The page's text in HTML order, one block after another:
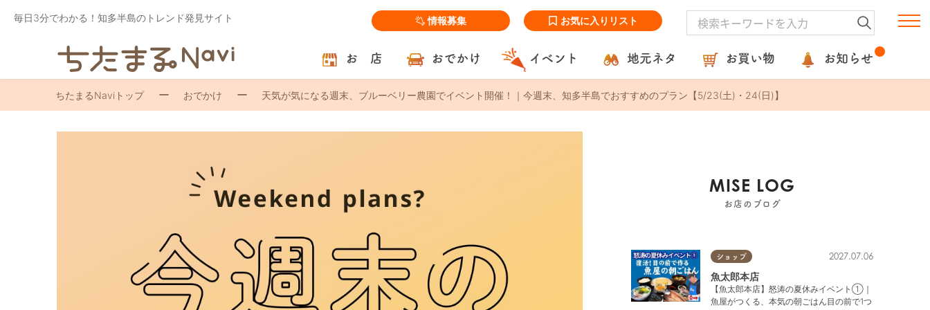
毎日3分でわかる！知多半島のトレンド発見サイト 情報募集 お気に入りリスト
お 店 おでかけ イベント 地元ネタ お買い物 お知らせ
ちたまるNaviトップ おでかけ 天気が気になる週末、ブルーベリー農園でイベント開催！｜今週末、知多半島でおすすめのプラン【5/23(土)・24(日)】
MISE LOG
お店のブログ
ショップ 2027.07.06
魚太郎本店
【魚太郎本店】怒涛の夏休みイベント①｜
魚屋がつくる、本気の朝ごはん目の前で1つ